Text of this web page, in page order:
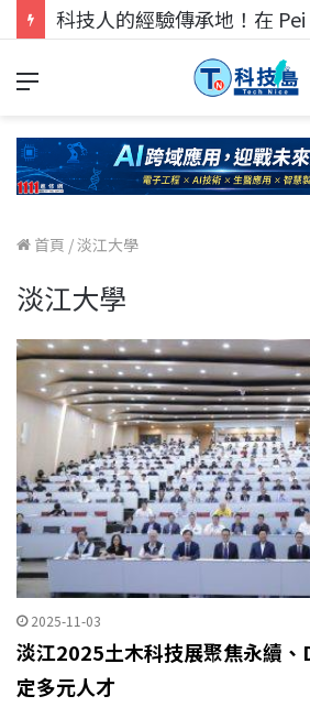
首頁 /淡江大學
淡江大學
2025-11-03
淡江2025土木科技展聚焦永續、
定多元人才